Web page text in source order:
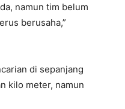
namun tim belum
berusaha,”
di sepanjang
kilo meter, namun